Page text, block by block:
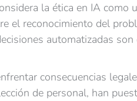
la ética en IA como
el reconocimiento del
automatizadas
consecuencias
de personal, han